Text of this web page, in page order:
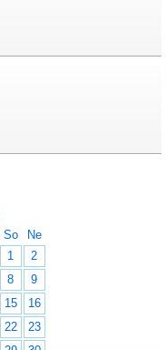
So
Ne
1
2
8
9
15
16
22
23